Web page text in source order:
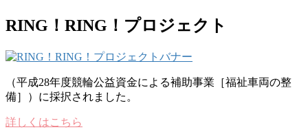
RING！RING！プロジェクト
（平成28年度競輪公益資金による補助事業［福祉車両の整
備］）に採択されました。
詳しくはこちら